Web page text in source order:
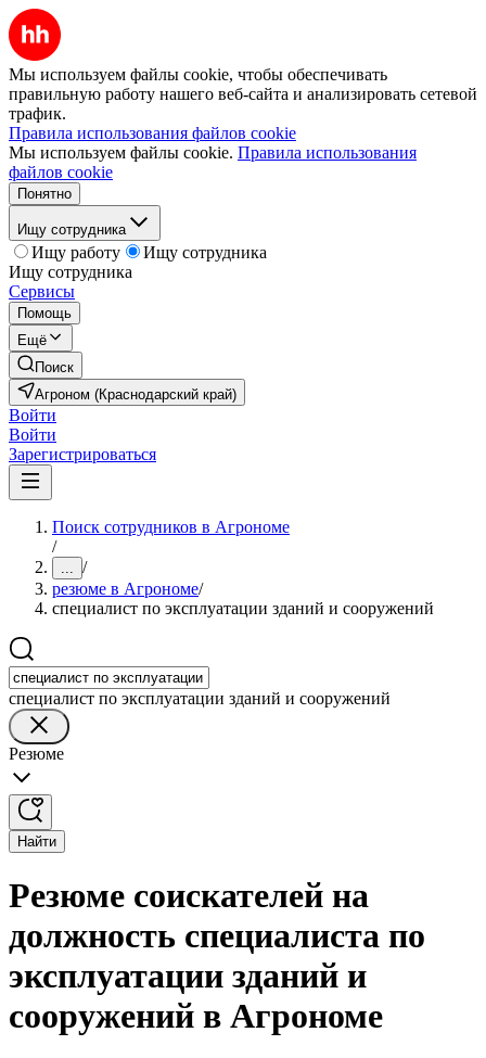
Мы используем файлы cookie, чтобы обеспечивать
правильную работу нашего веб-сайта и анализировать сетевой
трафик.
Правила использования файлов cookie
Мы используем файлы cookie. Правила использования
файлов cookie
Понятно
Ищу сотрудника
Ищу работу
Ищу сотрудника
Ищу сотрудника
Сервисы
Помощь
Ещё
Поиск
Агроном (Краснодарский край)
Войти
Войти
Зарегистрироваться
Поиск сотрудников в Агрономе
/
... /
резюме в Агрономе/
специалист по эксплуатации зданий и сооружений
специалист по эксплуатации зданий и сооружений
Резюме
Найти
Резюме соискателей на
должность специалиста по
эксплуатации зданий и
сооружений в Агрономе